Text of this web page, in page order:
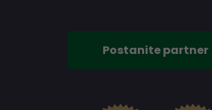
Postanite partner